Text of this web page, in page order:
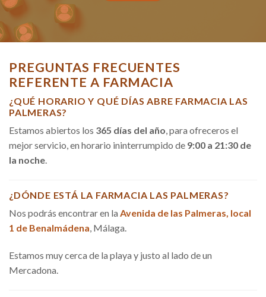
PREGUNTAS FRECUENTES
REFERENTE A FARMACIA
¿QUÉ HORARIO Y QUÉ DÍAS ABRE FARMACIA LAS
PALMERAS?
Estamos abiertos los 365 días del año, para ofreceros el
mejor servicio, en horario ininterrumpido de 9:00 a 21:30 de
la noche.
¿DÓNDE ESTÁ LA FARMACIA LAS PALMERAS?
Nos podrás encontrar en la Avenida de las Palmeras, local
1 de Benalmádena, Málaga.
Estamos muy cerca de la playa y justo al lado de un
Mercadona.